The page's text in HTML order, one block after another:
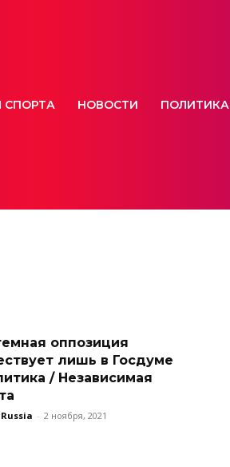
СПОРТА НОВОСТИ ПОЛИТИКА
оппозиция
лишь в Госдуме
/ Независимая
- 2 ноября, 2021